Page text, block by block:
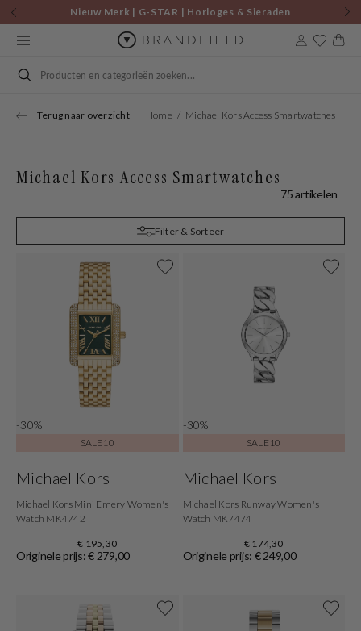
Skip to
content
Nieuw Merk | G-STAR | Horloges & Sieraden
Cart
Search
Terug naar overzicht Home Michael Kors Access Smartwatches
Michael Kors Access Smartwatches
75 artikelen
Filter & Sorteer
-30%
SALE10
Michael Kors
Michael Kors Mini Emery Women's
Watch MK4742
€ 195,30
Originele prijs: € 279,00
-30%
SALE10
Michael Kors
Michael Kors Runway Women's
Watch MK7474
€ 174,30
Originele prijs: € 249,00